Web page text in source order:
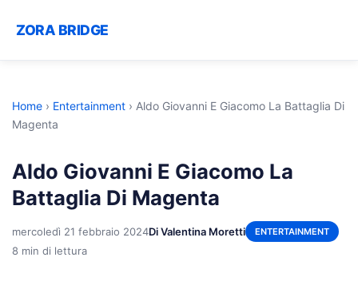
ZORA BRIDGE
Home › Entertainment › Aldo Giovanni E Giacomo La Battaglia Di
Magenta
Aldo Giovanni E Giacomo La
Battaglia Di Magenta
mercoledì 21 febbraio 2024Di Valentina Moretti ENTERTAINMENT
8 min di lettura